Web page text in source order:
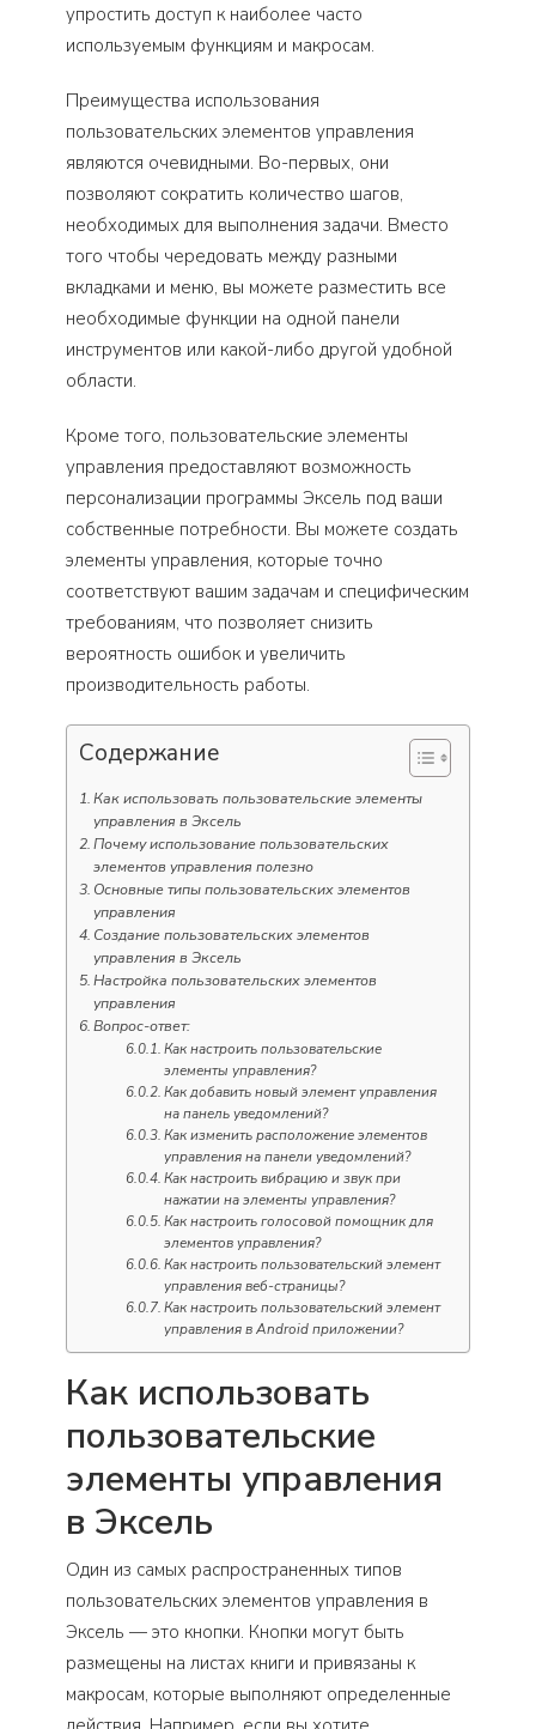
упростить доступ к наиболее часто
используемым функциям и макросам.
Преимущества использования
пользовательских элементов управления
являются очевидными. Во-первых, они
позволяют сократить количество шагов,
необходимых для выполнения задачи. Вместо
того чтобы чередовать между разными
вкладками и меню, вы можете разместить все
необходимые функции на одной панели
инструментов или какой-либо другой удобной
области.
Кроме того, пользовательские элементы
управления предоставляют возможность
персонализации программы Эксель под ваши
собственные потребности. Вы можете создать
элементы управления, которые точно
соответствуют вашим задачам и специфическим
требованиям, что позволяет снизить
вероятность ошибок и увеличить
производительность работы.
Содержание
Как использовать пользовательские элементы
управления в Эксель
Почему использование пользовательских
элементов управления полезно
Основные типы пользовательских элементов
управления
Создание пользовательских элементов
управления в Эксель
Настройка пользовательских элементов
управления
Вопрос-ответ:
Как настроить пользовательские
элементы управления?
Как добавить новый элемент управления
на панель уведомлений?
Как изменить расположение элементов
управления на панели уведомлений?
Как настроить вибрацию и звук при
нажатии на элементы управления?
Как настроить голосовой помощник для
элементов управления?
Как настроить пользовательский элемент
управления веб-страницы?
Как настроить пользовательский элемент
управления в Android приложении?
Как использовать
пользовательские
элементы управления
в Эксель
Один из самых распространенных типов
пользовательских элементов управления в
Эксель — это кнопки. Кнопки могут быть
размещены на листах книги и привязаны к
макросам, которые выполняют определенные